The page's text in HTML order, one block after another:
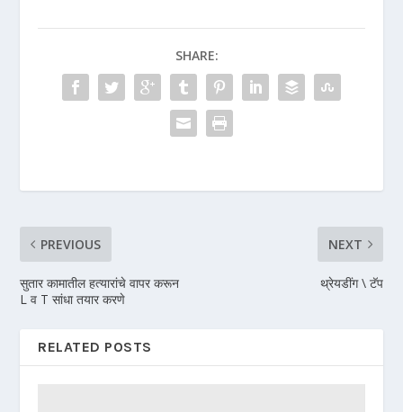
SHARE:
PREVIOUS
सुतार कामातील हत्यारांचे वापर करून
L व T सांधा तयार करणे
NEXT
थ्रेयडींग \ टॅप
RELATED POSTS